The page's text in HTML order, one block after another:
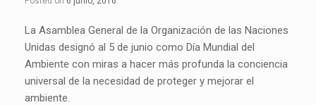
La Asamblea General de la Organización de las Naciones
Unidas designó al 5 de junio como Día Mundial del
Ambiente con miras a hacer más profunda la conciencia
universal de la necesidad de proteger y mejorar el
ambiente.